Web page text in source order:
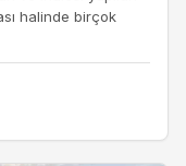
halinde birçok